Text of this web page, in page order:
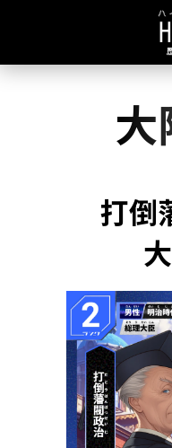
大
打倒